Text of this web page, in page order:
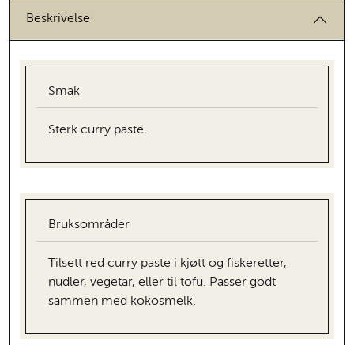
Beskrivelse
Smak
Sterk curry paste.
Bruksområder
Tilsett red curry paste i kjøtt og fiskeretter,
nudler, vegetar, eller til tofu. Passer godt
sammen med kokosmelk.